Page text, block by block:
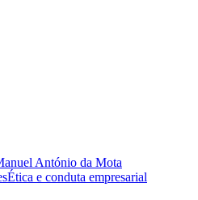
António da Mota
Ética e conduta empresarial